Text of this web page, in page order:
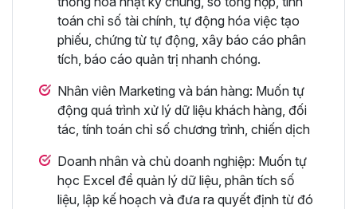
toán chỉ số tài chính, tự động hóa việc tạo
phiếu, chứng từ tự động, xây báo cáo phân
tích, báo cáo quản trị nhanh chóng.
Nhân viên Marketing và bán hàng: Muốn tự
động quá trình xử lý dữ liệu khách hàng, đối
tác, tính toán chỉ số chương trình, chiến dịch
Doanh nhân và chủ doanh nghiệp: Muốn tự
học Excel để quản lý dữ liệu, phân tích số
liệu, lập kế hoạch và đưa ra quyết định từ đó